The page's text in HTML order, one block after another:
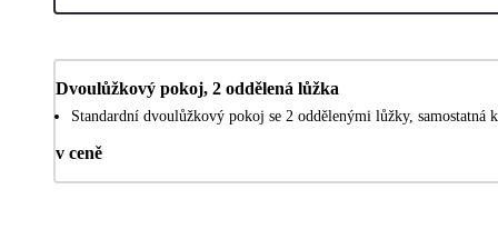
Dvoulůžkový pokoj, 2 oddělená lůžka
Standardní dvoulůžkový pokoj se 2 oddělenými lůžky, samostatná
v ceně